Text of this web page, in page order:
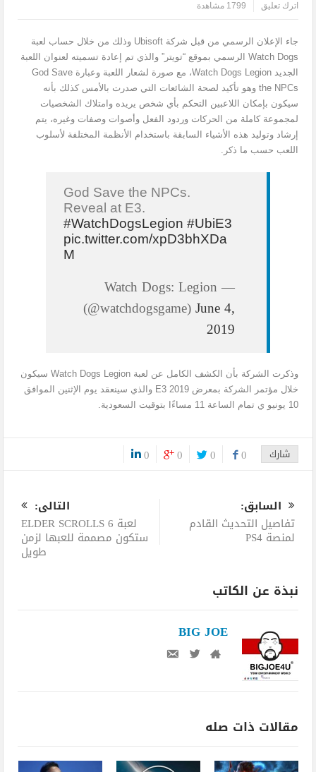
اترك تعليق
1799 مشاهدة
جاء الإعلان الرسمي من قبل شركة Ubisoft وذلك من خلال حساب لعبة
Watch Dogs الرسمي بموقع “تويتر” والذي تم إعادة تسميته لعنوان اللعبة
الجديد Watch Dogs Legion، مع صورة لشعار اللعبة وعبارة God Save
the NPCs وهو تأكيد لصحة الشائعات التي صدرت بالأمس كذلك بأنه
سيكون بإمكان اللاعبين التحكم بأي شخص يريده وامتلاك الشخصيات
لمجموعة كاملة من الحركات وردود الفعل وأصوات وصفات وغيره، يتم
إرشاد وتوليد هذه الأشياء السابقة باستخدام الأنظمة المختلفة لأسلوب
اللعب حسب ما ذكر.
God Save the NPCs.
Reveal at E3.
#WatchDogsLegion #UbiE3
pic.twitter.com/xpD3bhXDa
M
— Watch Dogs: Legion
(@watchdogsgame)June 4,
2019
وذكرت الشركة بأن الكشف الكامل عن لعبة Watch Dogs Legion سيكون
خلال مؤتمر الشركة بمعرض E3 2019 والذي سينعقد يوم الإثنين الموافق
10 يونيو ي تمام الساعة 11 مساءًا بتوقيت السعودية.
شارك 0
0
0
0
السابق:
تفاصيل التحديث القادم
لمنصة PS4
التالى:
لعبة ELDER SCROLLS 6
ستكون مصممة للعبها لزمن
طويل
نبذة عن الكاتب
BIG JOE
مقالات ذات صله